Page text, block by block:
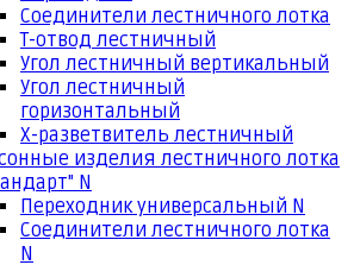
Соединители лестничного лотка
Т-отвод лестничный
Угол лестничный вертикальный
Угол лестничный
горизонтальный
Х-разветвитель лестничный
изделия лестничного лотка
N
Переходник универсальный N
Соединители лестничного лотка
N